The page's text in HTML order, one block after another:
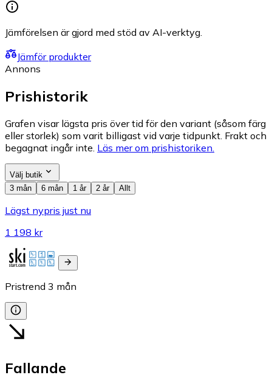
Jämförelsen är gjord med stöd av AI-verktyg.
Jämför produkter
Annons
Prishistorik
Grafen visar lägsta pris över tid för den variant (såsom färg
eller storlek) som varit billigast vid varje tidpunkt. Frakt och
begagnat ingår inte. Läs mer om prishistoriken.
Välj butik
3 mån
6 mån 1 år 2 år Allt
Lägst nypris just nu
1 198 kr
Pristrend 3 mån
Fallande